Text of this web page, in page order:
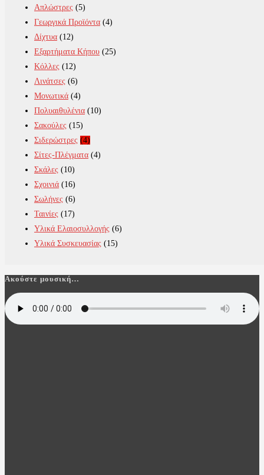
Απλώστρες (5)
Γεωργικά Προϊόντα (4)
Δίχτυα (12)
Εξαρτήματα Κήπου (25)
Κόλλες (12)
Λινάτσες (6)
Μονωτικά (4)
Πολυαιθυλένια (10)
Σακούλες (15)
Σιδερώστρες (4)
Σίτες-Πλέγματα (4)
Σκάλες (10)
Σχοινιά (16)
Σωλήνες (6)
Ταινίες (17)
Υλικά Ελαιοσυλλογής (6)
Υλικά Συσκευασίας (15)
Ακούστε μουσική…